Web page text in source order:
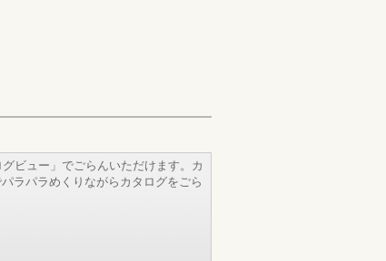
ビュー」でごらんいただけます。カ
ラパラめくりながらカタログをごら